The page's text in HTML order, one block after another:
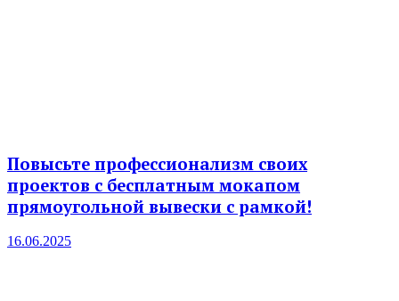
Повысьте профессионализм своих
проектов с бесплатным мокапом
прямоугольной вывески с рамкой!
16.06.2025